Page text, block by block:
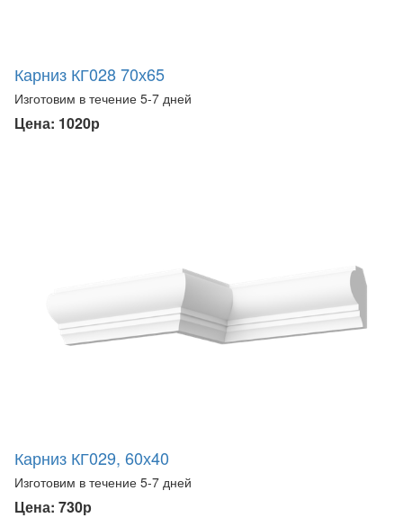
Карниз КГ028 70х65
Изготовим в течение 5-7 дней
Цена: 1020р
Карниз КГ029, 60х40
Изготовим в течение 5-7 дней
Цена: 730р